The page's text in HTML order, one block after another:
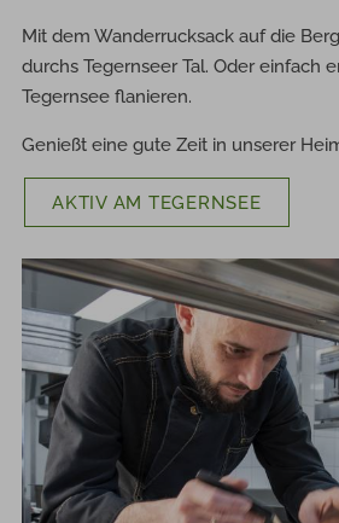
Mit dem Wanderrucksack auf die
durchs Tegernseer Tal. Oder einfach
Tegernsee flanieren.
Genießt eine gute Zeit in unserer
AKTIV AM TEGERNSEE